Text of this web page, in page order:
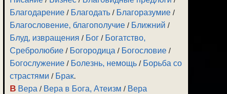
Благодарение / Благодать / Благоразумие /
Благословение, благополучие / Ближний /
Блуд, извращения / Бог / Богатство,
Сребролюбие / Богородица / Богословие /
Богослужение / Болезнь, немощь / Борьба со
страстями / Брак.
В Вера / Вера в Бога, Атеизм / Вера